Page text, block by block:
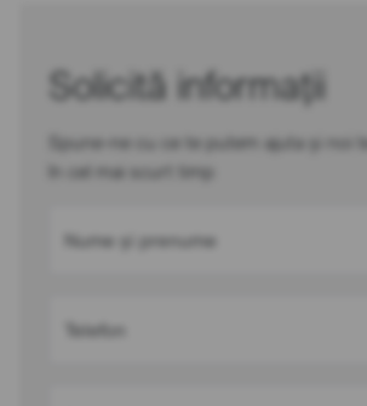
Solicită informații
Spune-ne cu ce te putem ajuta și noi
în cel mai scurt timp
Nume și prenume
Telefon